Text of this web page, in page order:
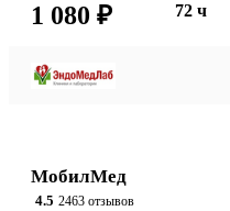
1 080 ₽ 72 ч
МобилМед
4.5 2463 отзывов